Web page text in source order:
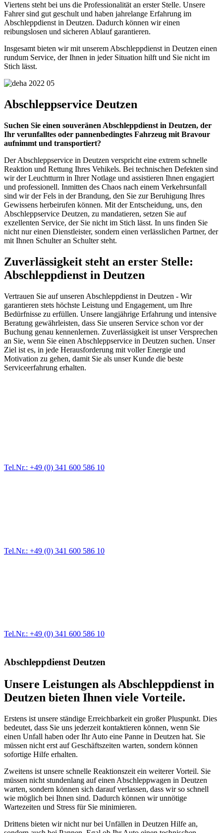
Viertens steht bei uns die Professionalität an erster Stelle. Unsere
Fahrer sind gut geschult und haben jahrelange Erfahrung im
Abschleppdienst in Deutzen. Dadurch können wir einen
reibungslosen und sicheren Ablauf garantieren.
Insgesamt bieten wir mit unserem Abschleppdienst in Deutzen einen
rundum Service, der Ihnen in jeder Situation hilft und Sie nicht im
Stich lässt.
Abschleppservice Deutzen
Suchen Sie einen souveränen Abschleppdienst in Deutzen, der
Ihr verunfalltes oder pannenbedingtes Fahrzeug mit Bravour
aufnimmt und transportiert?
Der Abschleppservice in Deutzen verspricht eine extrem schnelle
Reaktion und Rettung Ihres Vehikels. Bei technischen Defekten sind
wir der Leuchtturm in Ihrer Notlage und assistieren Ihnen engagiert
und professionell. Inmitten des Chaos nach einem Verkehrsunfall
sind wir der Fels in der Brandung, den Sie zur Beruhigung Ihres
Gewissens herbeirufen können. Mit der Entscheidung, uns, den
Abschleppservice Deutzen, zu mandatieren, setzen Sie auf
exzellenten Service, der Sie nicht im Stich lässt. In uns finden Sie
nicht nur einen Dienstleister, sondern einen verlässlichen Partner, der
mit Ihnen Schulter an Schulter steht.
Zuverlässigkeit steht an erster Stelle:
Abschleppdienst in Deutzen
Vertrauen Sie auf unseren Abschleppdienst in Deutzen - Wir
garantieren stets höchste Leistung und Engagement, um Ihre
Bedürfnisse zu erfüllen. Unsere langjährige Erfahrung und intensive
Beratung gewährleisten, dass Sie unseren Service schon vor der
Buchung genau kennenlernen. Zuverlässigkeit ist unser Versprechen
an Sie, wenn Sie einen Abschleppservice in Deutzen suchen. Unser
Ziel ist es, in jede Herausforderung mit voller Energie und
Motivation zu gehen, damit Sie als unser Kunde die beste
Serviceerfahrung erhalten.
Tel.Nr.: +49 (0) 341 600 586 10
Tel.Nr.: +49 (0) 341 600 586 10
Tel.Nr.: +49 (0) 341 600 586 10
Abschleppdienst Deutzen
Unsere Leistungen als Abschleppdienst in
Deutzen bieten Ihnen viele Vorteile.
Erstens ist unsere ständige Erreichbarkeit ein großer Pluspunkt. Dies
bedeutet, dass Sie uns jederzeit kontaktieren können, wenn Sie
einen Unfall haben oder Ihr Auto eine Panne in Deutzen hat. Sie
müssen nicht erst auf Geschäftszeiten warten, sondern können
sofortige Hilfe erhalten.
Zweitens ist unsere schnelle Reaktionszeit ein weiterer Vorteil. Sie
müssen nicht stundenlang auf einen Abschleppwagen in Deutzen
warten, sondern können sich darauf verlassen, dass wir so schnell
wie möglich bei Ihnen sind. Dadurch können wir unnötige
Wartezeiten und Stress für Sie minimieren.
Drittens bieten wir nicht nur bei Unfällen in Deutzen Hilfe an,